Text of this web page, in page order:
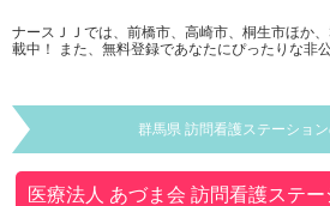
ナースＪＪでは、前橋市、高崎市、桐生市ほか
載中！ また、無料登録であなたにぴったりな非
群馬県 訪問看護ステーショ
医療法人 あづま会 訪問看護ステ